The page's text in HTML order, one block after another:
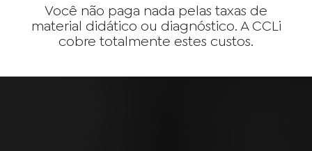
Você não paga nada pelas taxas de
material didático ou diagnóstico. A CCLi
cobre totalmente estes custos.